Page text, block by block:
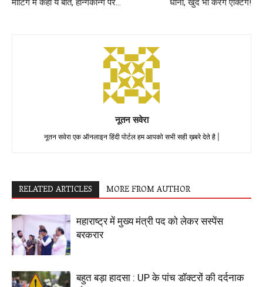
मीटिंग में कहीं ये बातें, हॉन्गकॉन्ग पर… धोनी, खुद भी करेंगे एक्टिंग!
नूतन सवेरा
नूतन सवेरा एक ऑनलाइन हिंदी पोर्टल हम आपको सभी सही ख़बरे देते है |
RELATED ARTICLES MORE FROM AUTHOR
महाराष्ट्र में मुख्य मंत्री पद को लेकर सस्पेंस
बरकरार
बहुत बड़ा हादसा : UP के पांच डॉक्टरों की दर्दनाक